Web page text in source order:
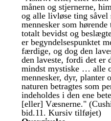
månen og stjernerne,
og alle livløse ting såvel
mennesker som
totalt bevidst og
er begyndelsespunktet
færdige, og dog den
den laveste, fordi det er
mindst mystiske … alle
mennesker, dyr, planter
naturen betragtes som
indeholdes i den ene
[eller] Væsnerne."
bid.11. Kursiv tilføjet)